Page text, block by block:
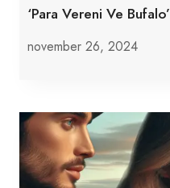
‘Para Vereni Ve Bufalo’
november 26, 2024